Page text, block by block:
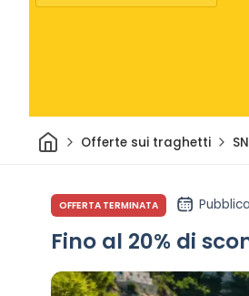
CasaOfferte sui traghetti
OFFERTA TERMINATA
Fino al 20% di